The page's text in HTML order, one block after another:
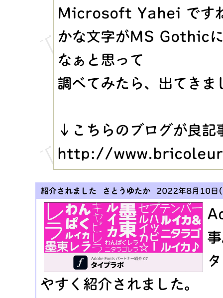
Microsoft Yahei です
かな文字がMS Gothic
なぁと思って
調べてみたら、出てきま
↓こちらのブログが良記
http://
紹介されました さとうゆたか 2022年8月10日
やすく紹介されました。